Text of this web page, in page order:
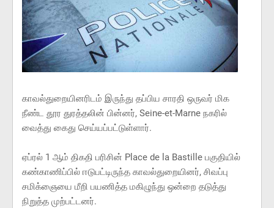
காவல்துறையினரிடம் இருந்து தப்பிய சாரதி ஒருவர் மிக
நீண்ட தூர துரத்தலின் பின்னர், Seine-et-Marne நகரில்
வைத்து கைது செய்யப்பட்டுள்ளார்.
ஏப்ரல் 1 ஆம் திகதி பரிசின் Place de la Bastille பகுதியில்
கண்காணிப்பில் ஈடுபட்டிருந்த காவல்துறையினர், சிவப்பு
சமிக்ஞையை மீறி பயணித்த மகிழுந்து ஒன்றை தடுத்து
நிறுத்த முற்பட்டனர்.